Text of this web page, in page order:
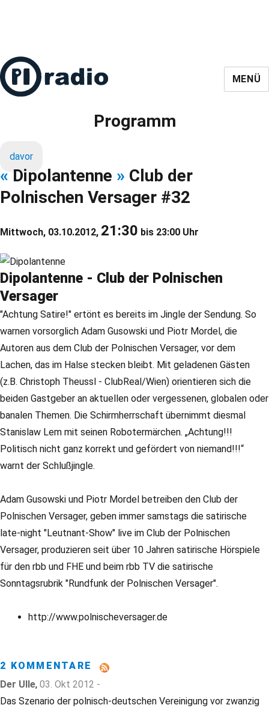
MENÜ
Programm
davor
« Dipolantenne » Club der
Polnischen Versager #32
Mittwoch, 03.10.2012, 21:30 bis 23:00 Uhr
Dipolantenne - Club der Polnischen
Versager
"Achtung Satire!" ertönt es bereits im Jingle der Sendung. So
warnen vorsorglich Adam Gusowski und Piotr Mordel, die
Autoren aus dem Club der Polnischen Versager, vor dem
Lachen, das im Halse stecken bleibt. Mit geladenen Gästen
(z.B. Christoph Theussl - ClubReal/Wien) orientieren sich die
beiden Gastgeber an aktuellen oder vergessenen, globalen oder
banalen Themen. Die Schirmherrschaft übernimmt diesmal
Stanislaw Lem mit seinen Robotermärchen. „Achtung!!!
Politisch nicht ganz korrekt und gefördert von niemand!!!“
warnt der Schlußjingle.
Adam Gusowski und Piotr Mordel betreiben den Club der
Polnischen Versager, geben immer samstags die satirische
late-night "Leutnant-Show" live im Club der Polnischen
Versager, produzieren seit über 10 Jahren satirische Hörspiele
für den rbb und FHE und beim rbb TV die satirische
Sonntagsrubrik "Rundfunk der Polnischen Versager".
http://www.polnischeversager.de
2 KOMMENTARE
Der Ulle, 03. Okt 2012 -
Das Szenario der polnisch-deutschen Vereinigung vor zwanzig